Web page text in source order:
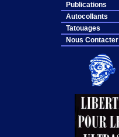
Publications
Autocollants
Tatouages
Nous Contacter